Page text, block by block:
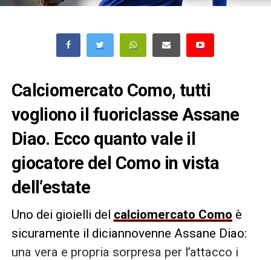
Calciomercato Como, tutti
vogliono il fuoriclasse Assane
Diao. Ecco quanto vale il
giocatore del Como in vista
dell’estate
Uno dei gioielli del calciomercato Como è
sicuramente il diciannovenne Assane Diao:
una vera e propria sorpresa per l’attacco i